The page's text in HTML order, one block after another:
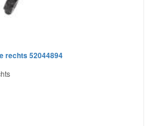
rechts 52044894